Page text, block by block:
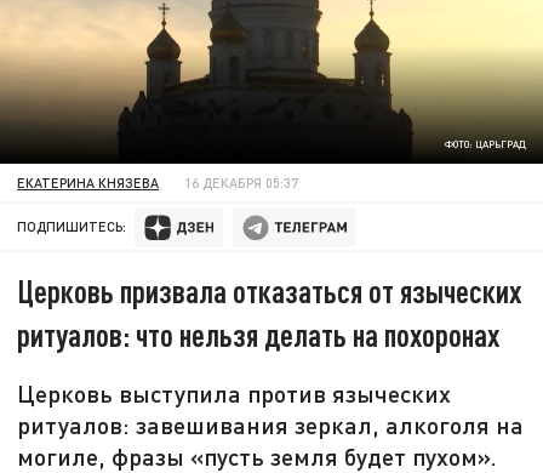
ФОТО: ЦАРЬГРАД
ЕКАТЕРИНА КНЯЗЕВА 16 ДЕКАБРЯ 05:37
ПОДПИШИТЕСЬ:
Церковь призвала отказаться от языческих
ритуалов: что нельзя делать на похоронах
Церковь выступила против языческих
ритуалов: завешивания зеркал, алкоголя на
могиле, фразы «пусть земля будет пухом».